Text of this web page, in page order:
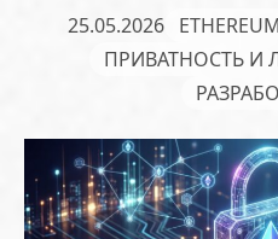
25.05.2026
ПРИВАТНОСТЬ И